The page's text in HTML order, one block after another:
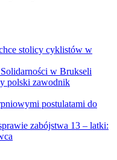
stolicy cyklistów w
w Brukseli
polski zawodnik
postulatami do
zabójstwa 13 – latki: